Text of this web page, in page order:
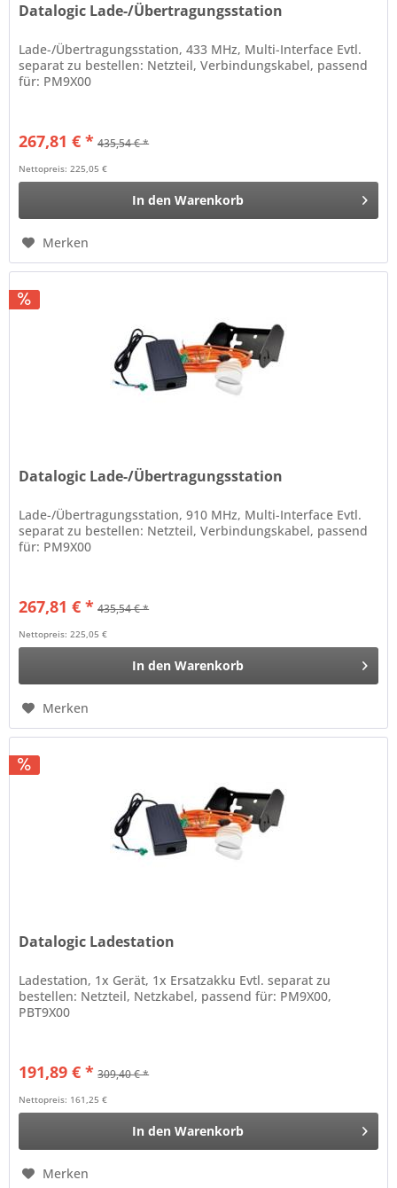
Datalogic Lade-/Übertragungsstation
Lade-/Übertragungsstation, 433 MHz, Multi-Interface Evtl.
separat zu bestellen: Netzteil, Verbindungskabel, passend
für: PM9X00
267,81 € * 435,54 € *
Nettopreis: 225,05 €
In den Warenkorb
Merken
Datalogic Lade-/Übertragungsstation
Lade-/Übertragungsstation, 910 MHz, Multi-Interface Evtl.
separat zu bestellen: Netzteil, Verbindungskabel, passend
für: PM9X00
267,81 € * 435,54 € *
Nettopreis: 225,05 €
In den Warenkorb
Merken
Datalogic Ladestation
Ladestation, 1x Gerät, 1x Ersatzakku Evtl. separat zu
bestellen: Netzteil, Netzkabel, passend für: PM9X00,
PBT9X00
191,89 € * 309,40 € *
Nettopreis: 161,25 €
In den Warenkorb
Merken